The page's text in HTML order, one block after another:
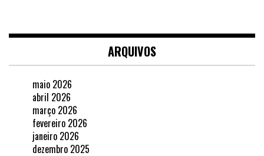
ARQUIVOS
maio 2026
abril 2026
março 2026
fevereiro 2026
janeiro 2026
dezembro 2025